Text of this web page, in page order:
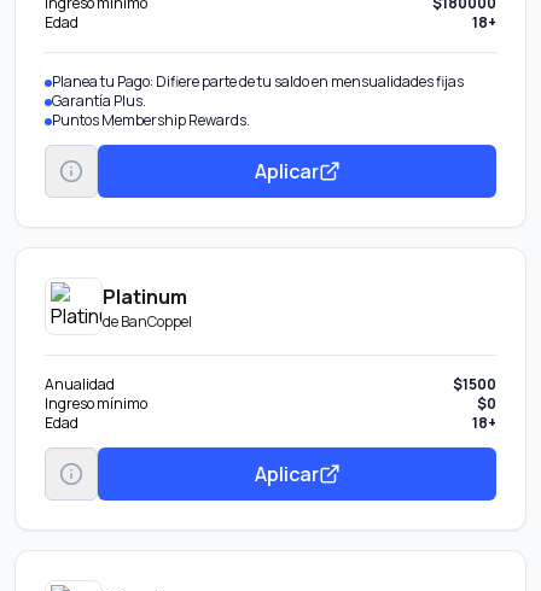
Edad
18+
Planea tu Pago: Difiere parte de tu saldo en mensualidades fijas
Garantía Plus.
Puntos Membership Rewards.
Aplicar
Platinum
deBanCoppel
Anualidad
$1500
Ingreso mínimo
$0
Edad
18+
Aplicar